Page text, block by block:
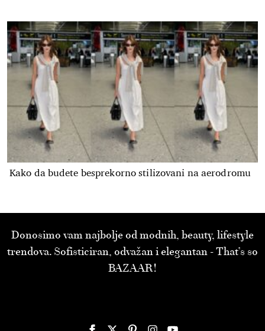
Kako da budete besprekorno stilizovani na aerodromu
Donosimo vam najbolje od modnih, beauty, lifestyle
trendova. Sofisticiran, odvažan i elegantan - That’s so
BAZAAR!